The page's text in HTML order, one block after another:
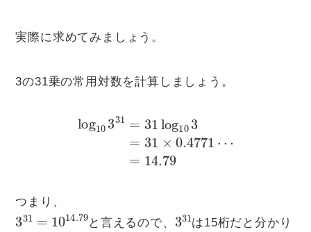
実際に求めてみましょう。
3の31乗の常用対数を計算しましょう。
31 log 3= 31 0.4771
つまり、
331 1014.79
と言えるので、
331
は15桁だと分かり